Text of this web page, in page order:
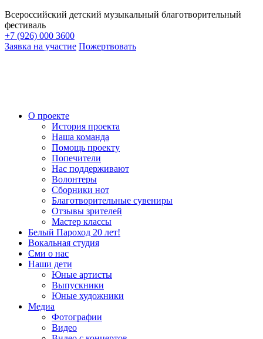
Всероссийский детский музыкальный благотворительный
фестиваль
+7 (926) 000 3600
Заявка на участие Пожертвовать
О проекте
История проекта
Наша команда
Помощь проекту
Попечители
Нас поддерживают
Волонтеры
Сборники нот
Благотворительные сувениры
Отзывы зрителей
Мастер классы
Белый Пароход 20 лет!
Вокальная студия
Сми о нас
Наши дети
Юные артисты
Выпускники
Юные художники
Медиа
Фотографии
Видео